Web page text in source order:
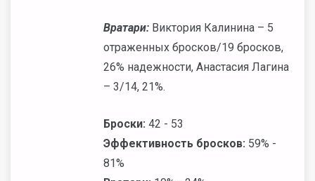
Вратари: Виктория Калинина – 5
отраженных бросков/19 бросков,
26% надежности, Анастасия Лагина
– 3/14, 21%.
Броски: 42 - 53
Эффективность бросков: 59% -
81%